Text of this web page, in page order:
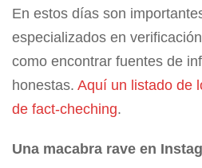
En estos días son
especializados en
como encontrar fuentes de
honestas. Aquí un listado de
de fact-cheching.
Una macabra rave en